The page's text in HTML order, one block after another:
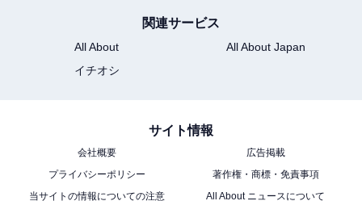
関連サービス
All About
All About Japan
イチオシ
サイト情報
会社概要
広告掲載
プライバシーポリシー
著作権・商標・免責事項
当サイトの情報についての注意
All About ニュースについて